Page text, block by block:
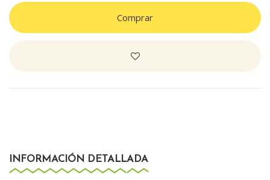
Comprar
INFORMACIÓN DETALLADA